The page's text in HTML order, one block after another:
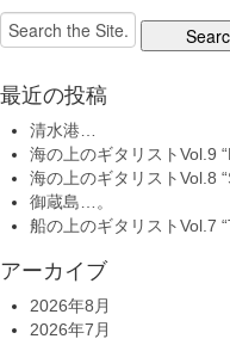
Search
for:
最近の投稿
清水港…
海の上のギタリストVol.9
海の上のギタリストVol.8
御蔵島…。
船の上のギタリストVol.7
アーカイブ
2026年8月
2026年7月